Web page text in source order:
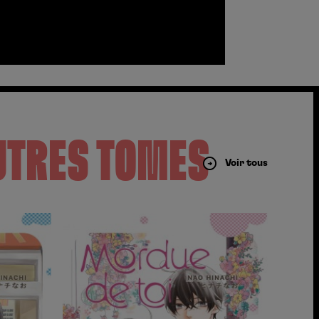
TOMES Voir tous